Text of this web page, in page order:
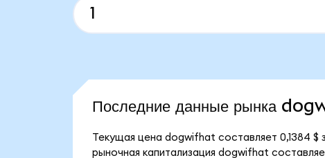
Последние данные рынка
Текущая цена dogwifhat составляет 0,1384 $
рыночная капитализация dogwifhat